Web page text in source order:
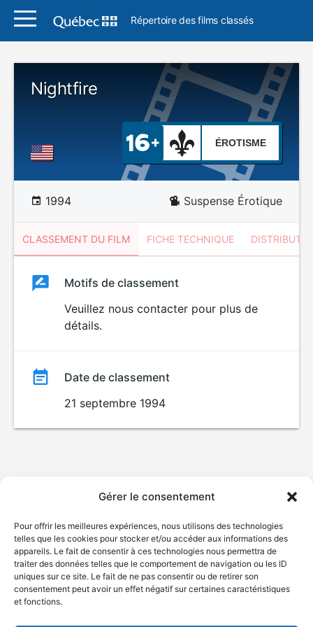
Gérer le consentement
Pour offrir les meilleures expériences, nous utilisons des technologies
telles que les cookies pour stocker et/ou accéder aux informations des
appareils. Le fait de consentir à ces technologies nous permettra de
traiter des données telles que le comportement de navigation ou les ID
uniques sur ce site. Le fait de ne pas consentir ou de retirer son
consentement peut avoir un effet négatif sur certaines caractéristiques
et fonctions.
Répertoire des films classés
Nightfire
ÉROTISME
1994 Suspense Érotique
CLASSEMENT DU FILM FICHE TECHNIQUE
ClassementClassement
Motifs de classement
Veuillez nous contacter pour plus de
détails.
Date de classement
21 septembre 1994